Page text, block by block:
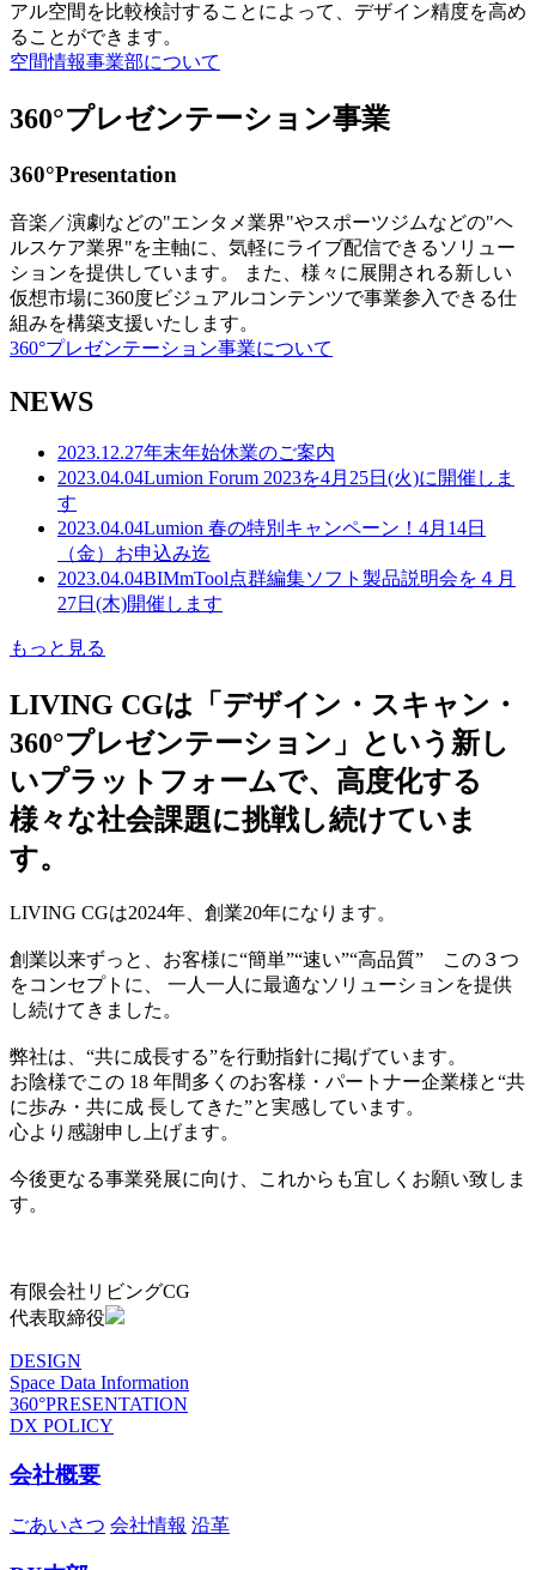
アル空間を比較検討することによって、デザイン精度を高め
ることができます。
空間情報事業部について
360°プレゼンテーション事業
360°Presentation
音楽／演劇などの"エンタメ業界"やスポーツジムなどの"ヘ
ルスケア業界"を主軸に、気軽にライブ配信できるソリュー
ションを提供しています。 また、様々に展開される新しい
仮想市場に360度ビジュアルコンテンツで事業参入できる仕
組みを構築支援いたします。
360°プレゼンテーション事業について
NEWS
2023.12.27年末年始休業のご案内
2023.04.04Lumion Forum 2023を4月25日(火)に開催しま
す
2023.04.04Lumion 春の特別キャンペーン！4月14日
（金）お申込み迄
2023.04.04BIMmTool点群編集ソフト製品説明会を４月
27日(木)開催します
もっと見る
LIVING CGは「デザイン・スキャン・
360°プレゼンテーション」という新し
いプラットフォームで、高度化する
様々な社会課題に挑戦し続けていま
す。
LIVING CGは2024年、創業20年になります。
創業以来ずっと、お客様に“簡単”“速い”“高品質” この３つ
をコンセプトに、 一人一人に最適なソリューションを提供
し続けてきました。
弊社は、“共に成長する”を行動指針に掲げています。
お陰様でこの 18 年間多くのお客様・パートナー企業様と“共
に歩み・共に成 長してきた”と実感しています。
心より感謝申し上げます。
今後更なる事業発展に向け、これからも宜しくお願い致しま
す。
有限会社リビングCG
代表取締役
DESIGN
Space Data Information
360°PRESENTATION
DX POLICY
会社概要
ごあいさつ 会社情報 沿革